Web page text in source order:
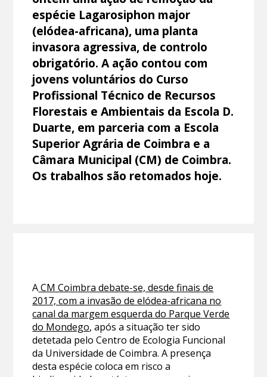
espécie Lagarosiphon major
(elódea-africana), uma planta
invasora agressiva, de controlo
obrigatório. A ação contou com
jovens voluntários do Curso
Profissional Técnico de Recursos
Florestais e Ambientais da Escola D.
Duarte, em parceria com a Escola
Superior Agrária de Coimbra e a
Câmara Municipal (CM) de Coimbra.
Os trabalhos são retomados hoje.
ACM Coimbra debate-se, desde finais de
2017, com a invasão de elódea-africana no
canal da margem esquerda do Parque Verde
do Mondego, após a situação ter sido
detetada pelo Centro de Ecologia Funcional
da Universidade de Coimbra. A presença
desta espécie coloca em risco a